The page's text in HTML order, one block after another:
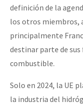
definición de la
los otros miembros,
principalmente
destinar parte de
combustible.
Solo en 2024, la UE
la industria del